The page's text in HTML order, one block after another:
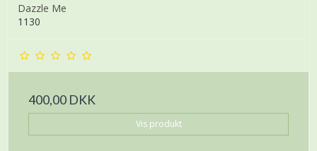
Dazzle Me
1130
400,00 DKK
Vis produkt